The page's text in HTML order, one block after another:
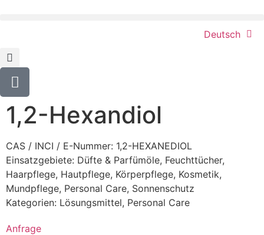
Deutsch
1,2-Hexandiol
CAS / INCI / E-Nummer: 1,2-HEXANEDIOL
Einsatzgebiete: Düfte & Parfümöle, Feuchttücher,
Haarpflege, Hautpflege, Körperpflege, Kosmetik,
Mundpflege, Personal Care, Sonnenschutz
Kategorien: Lösungsmittel, Personal Care
Anfrage